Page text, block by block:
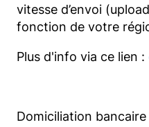
vitesse d’envoi
fonction de votre
Plus d'info via ce lien :
Domiciliation